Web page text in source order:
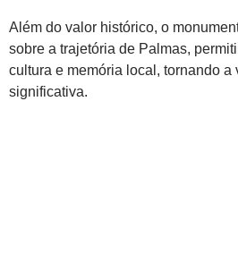
Além do valor histórico, o
sobre a trajetória de Palmas,
cultura e memória local, tornando
significativa.